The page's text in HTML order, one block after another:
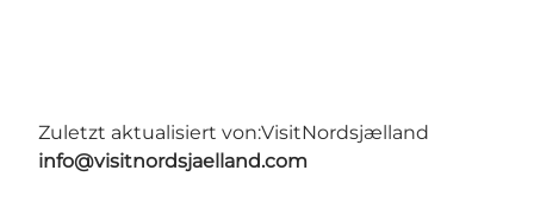
Zuletzt aktualisiert von:VisitNordsjælland
info@visitnordsjaelland.com